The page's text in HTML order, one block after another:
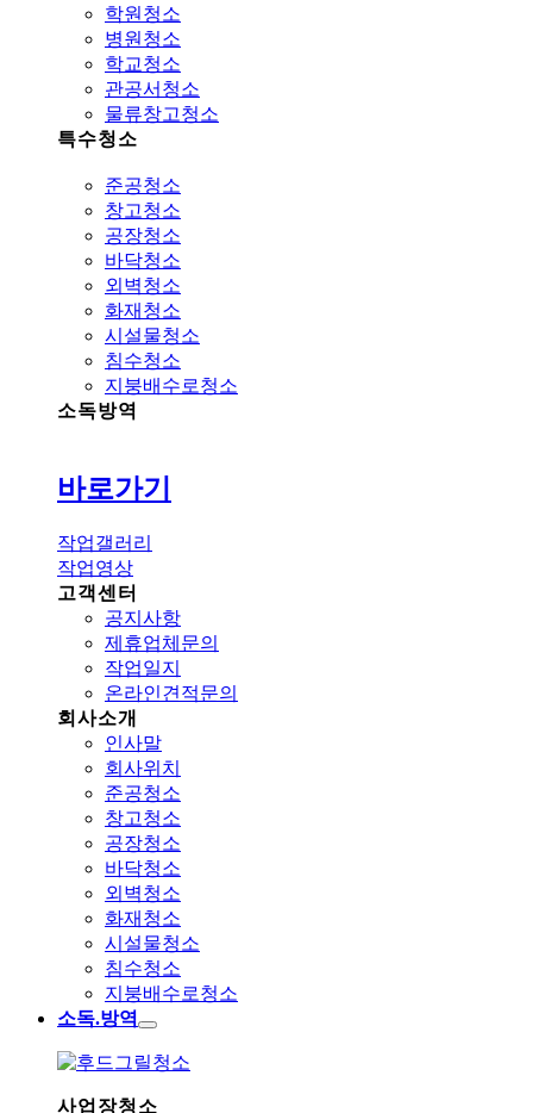
학원청소
병원청소
학교청소
관공서청소
물류창고청소
특수청소
준공청소
창고청소
공장청소
바닥청소
외벽청소
화재청소
시설물청소
침수청소
지붕배수로청소
소독방역
바로가기
작업갤러리
작업영상
고객센터
공지사항
제휴업체문의
작업일지
온라인견적문의
회사소개
인사말
회사위치
준공청소
창고청소
공장청소
바닥청소
외벽청소
화재청소
시설물청소
침수청소
지붕배수로청소
소독.방역
사업장청소